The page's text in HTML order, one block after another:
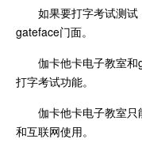
如果要打字考试测
gateface门面。
伽卡他卡电子教室
打字考试功能。
伽卡他卡电子教室
和互联网使用。